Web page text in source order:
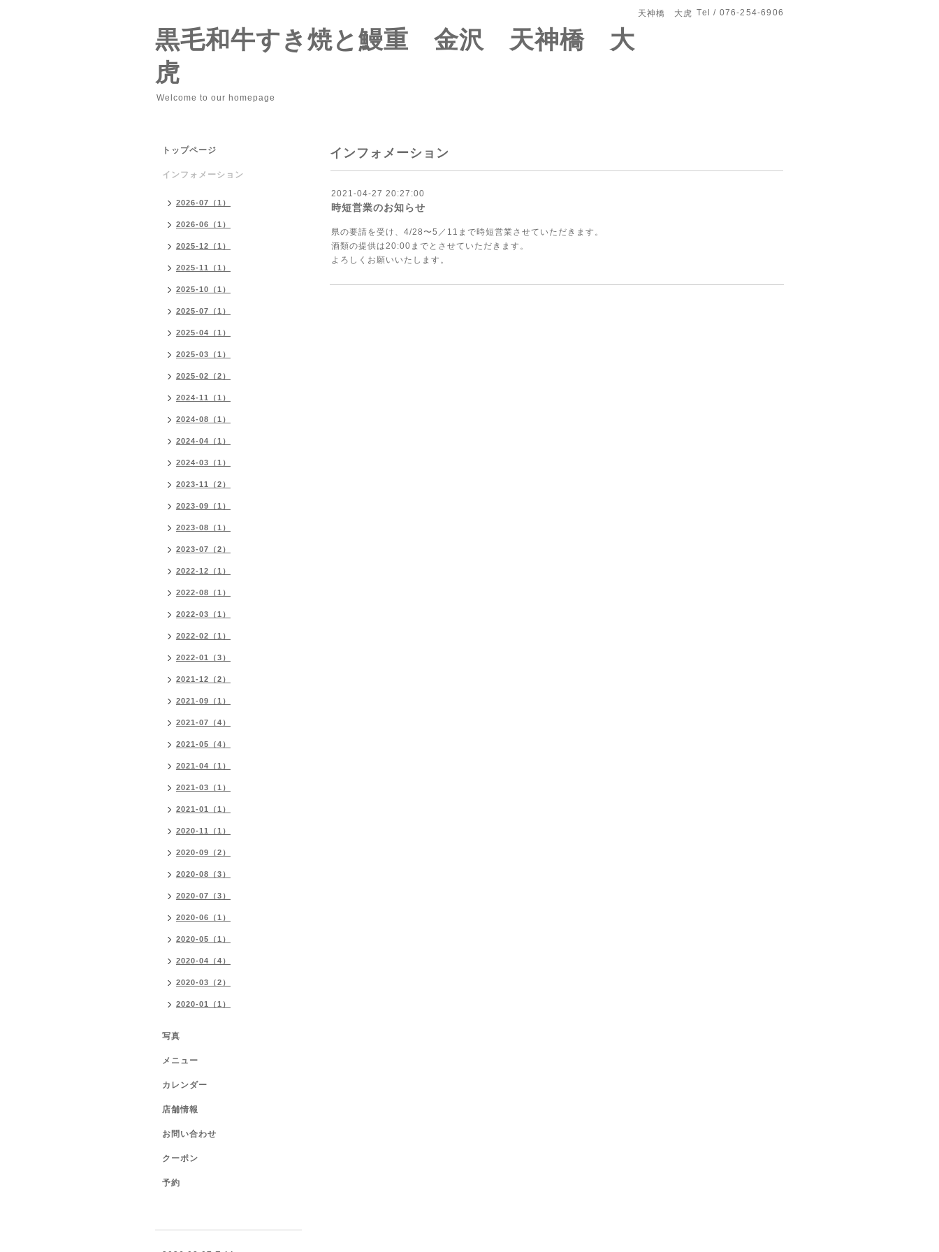
天神橋 大虎 Tel / 076-254-6906
黒毛和牛すき焼と鰻重 金沢 天神橋 大
虎
Welcome to our homepage
インフォメーション
2021-04-27 20:27:00
時短営業のお知らせ
県の要請を受け、4/28〜5／11まで時短営業させていただきます。
酒類の提供は20:00までとさせていただきます。
よろしくお願いいたします。
トップページ
インフォメーション
2026-07（1）
2026-06（1）
2025-12（1）
2025-11（1）
2025-10（1）
2025-07（1）
2025-04（1）
2025-03（1）
2025-02（2）
2024-11（1）
2024-08（1）
2024-04（1）
2024-03（1）
2023-11（2）
2023-09（1）
2023-08（1）
2023-07（2）
2022-12（1）
2022-08（1）
2022-03（1）
2022-02（1）
2022-01（3）
2021-12（2）
2021-09（1）
2021-07（4）
2021-05（4）
2021-04（1）
2021-03（1）
2021-01（1）
2020-11（1）
2020-09（2）
2020-08（3）
2020-07（3）
2020-06（1）
2020-05（1）
2020-04（4）
2020-03（2）
2020-01（1）
写真
メニュー
カレンダー
店舗情報
お問い合わせ
クーポン
予約